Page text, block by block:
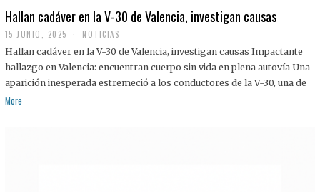
Hallan cadáver en la V-30 de Valencia, investigan causas
15 JUNIO, 2025 NOTICIAS
Hallan cadáver en la V-30 de Valencia, investigan causas Impactante
hallazgo en Valencia: encuentran cuerpo sin vida en plena autovía Una
aparición inesperada estremeció a los conductores de la V-30, una de
More